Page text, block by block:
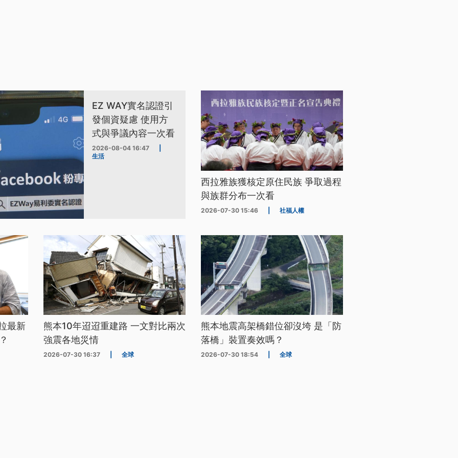
EZ WAY實名認證引
發個資疑慮 使用方
式與爭議內容一次看
2026-08-04 16:47
生活
西拉雅族獲核定原住民族 爭取過程
與族群分布一次看
2026-07-30 15:46 社福人權
最新
熊本10年迢迢重建路 一文對比兩次
強震各地災情
2026-07-30 16:37 全球
熊本地震高架橋錯位卻沒垮 是「防
落橋」裝置奏效嗎？
2026-07-30 18:54 全球